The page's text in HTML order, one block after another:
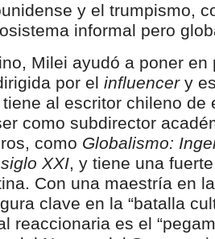
y el trumpismo,
informal pero
Milei ayudó a poner en
por el influencery
al escritor chileno de
como subdirector
como Globalismo:
XXI, y tiene una
Con una maestría en
clave en la “batalla
reaccionaria es el